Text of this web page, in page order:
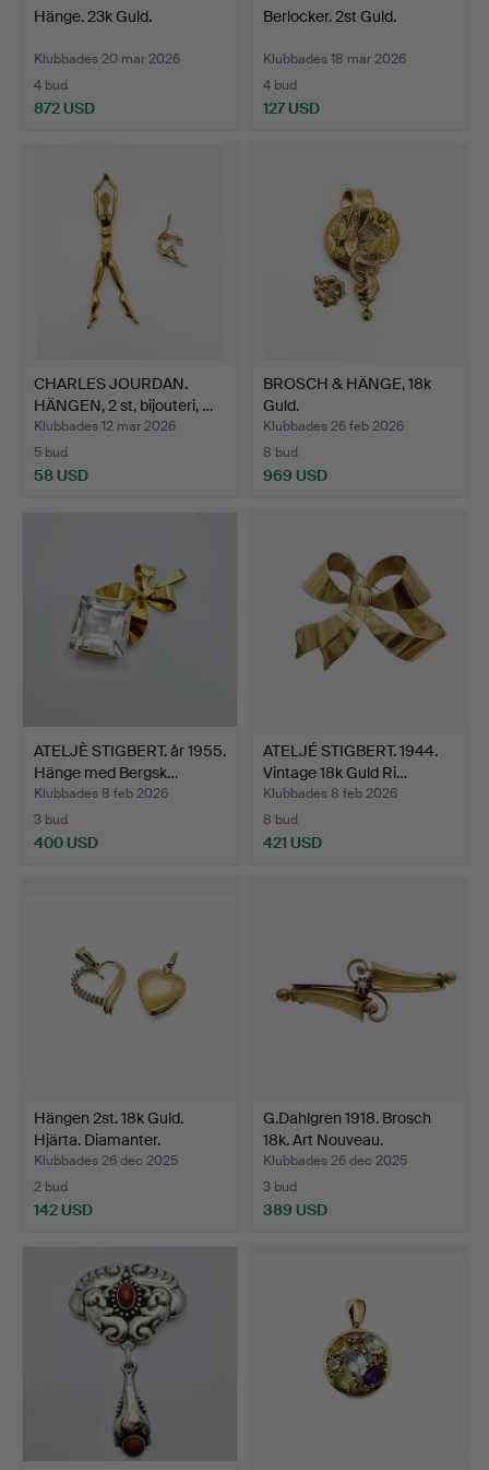
Hänge. 23k Guld.
Klubbades 20 mar 2026
4 bud
872 USD
Berlocker. 2st Guld.
Klubbades 18 mar 2026
4 bud
127 USD
CHARLES JOURDAN.
HÄNGEN, 2 st, bijouteri, …
Klubbades 12 mar 2026
5 bud
58 USD
BROSCH & HÄNGE, 18k
Guld.
Klubbades 26 feb 2026
8 bud
969 USD
ATELJÈ STIGBERT. år 1955.
Hänge med Bergsk…
Klubbades 8 feb 2026
3 bud
400 USD
ATELJÉ STIGBERT. 1944.
Vintage 18k Guld Ri…
Klubbades 8 feb 2026
8 bud
421 USD
Hängen 2st. 18k Guld.
Hjärta. Diamanter.
Klubbades 26 dec 2025
2 bud
142 USD
G.Dahlgren 1918. Brosch
18k. Art Nouveau.
Klubbades 26 dec 2025
3 bud
389 USD